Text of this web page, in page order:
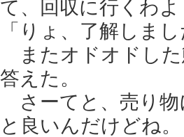
て、回収に行くわよ
「りょ、了解しま
またオドオドした
答えた。
さーてと、売り物
と良いんだけどね。